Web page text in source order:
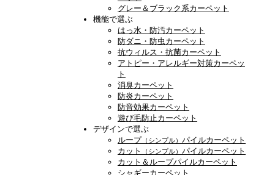
グレー＆ブラック系カーペット
機能で選ぶ
はっ水・防汚カーペット
防ダニ・防虫カーペット
抗ウィルス・抗菌カーペット
アトピー・アレルギー対策カーペッ
ト
消臭カーペット
防炎カーペット
防音効果カーペット
遊び毛防止カーペット
デザインで選ぶ
ループ （シンプル） パイルカーペット
カット
（シンプル） パイルカーペット
カット＆ループパイルカーペット
シャギーカーペット